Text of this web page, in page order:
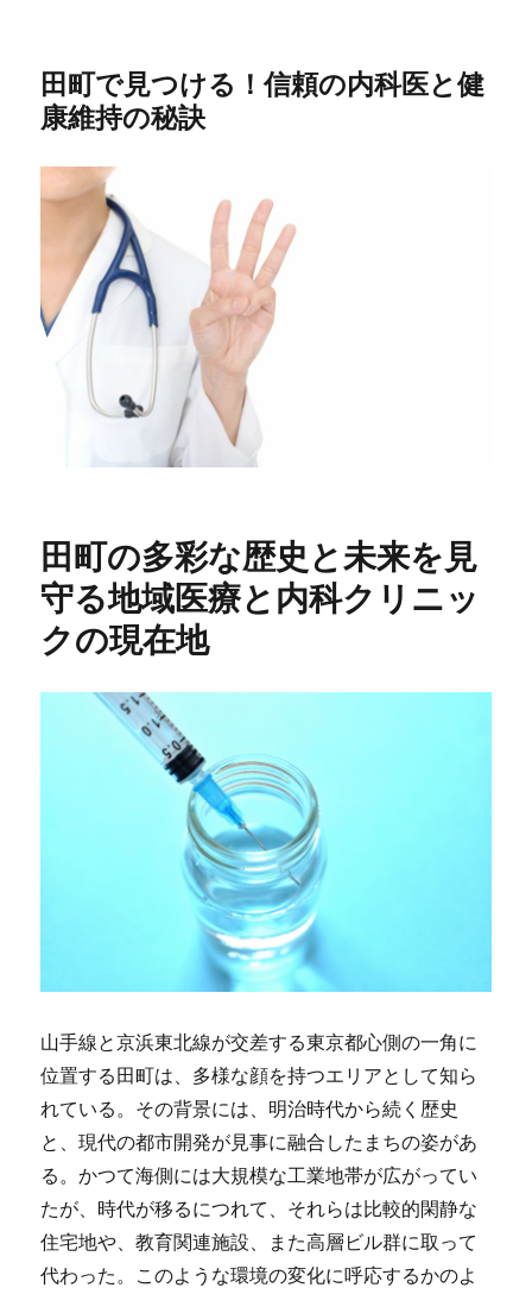
田町で見つける！信頼の内科医と健
康維持の秘訣
田町の多彩な歴史と未来を見
守る地域医療と内科クリニッ
クの現在地
山手線と京浜東北線が交差する東京都心側の一角に
位置する田町は、多様な顔を持つエリアとして知ら
れている。 その背景には、明治時代から続く歴史
と、現代の都市開発が見事に融合したまちの姿があ
る。かつて海側には大規模な工業地帯が広がってい
たが、時代が移るにつれて、それらは比較的閑静な
住宅地や、教育関連施設、また高層ビル群に取って
代わった。このような環境の変化に呼応するかのよ